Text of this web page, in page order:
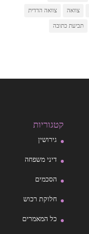
צוואה צוואה הדדית
תביעת כתובה
קטגוריות
גירושין
דיני משפחה
הסכמים
חלוקת רכוש
כל המאמרים